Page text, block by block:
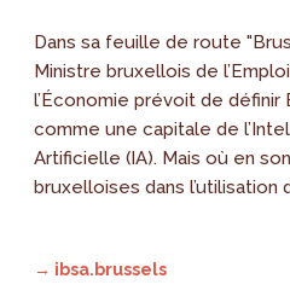
Dans sa feuille de route
Ministre bruxellois de
l’Économie prévoit de définir
comme une capitale de
Artificielle (IA). Mais où en
bruxelloises dans l’utilisation
→ ibsa.brussels